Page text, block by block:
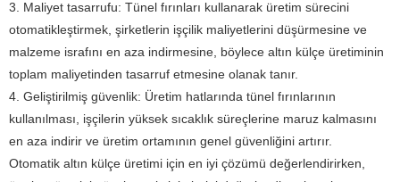
3. Maliyet tasarrufu: Tünel fırınları kullanarak üretim sürecini
otomatikleştirmek, şirketlerin işçilik maliyetlerini düşürmesine ve
malzeme israfını en aza indirmesine, böylece altın külçe üretiminin
toplam maliyetinden tasarruf etmesine olanak tanır.
4. Geliştirilmiş güvenlik: Üretim hatlarında tünel fırınlarının
kullanılması, işçilerin yüksek sıcaklık süreçlerine maruz kalmasını
en aza indirir ve üretim ortamının genel güvenliğini artırır.
Otomatik altın külçe üretimi için en iyi çözümü değerlendirirken,